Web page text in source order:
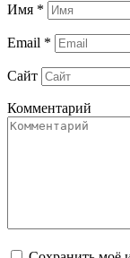
Имя *
Email *
Сайт
Комментарий